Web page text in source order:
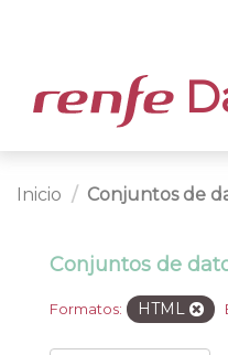
Inicio Conjuntos de
Conjuntos de
Formatos: HTML